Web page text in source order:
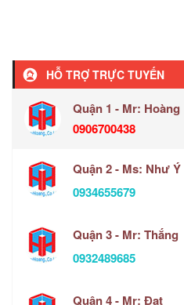
HỖ TRỢ TRỰC TUYẾN
Quận 1 - Mr: Hoàng
0906700438
Quận 2 - Ms: Như Ý
0934655679
Quận 3 - Mr: Thắng
0932489685
Quận 4 - Mr: Đạt